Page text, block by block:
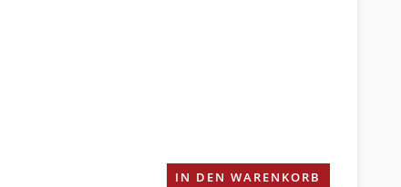
IN DEN WARENKORB